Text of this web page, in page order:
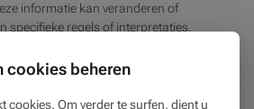
informatie kan veranderen of
specifieke regels of interpretaties,
en de bijgewerkte versie van
cookies beheren
cookies. Om verder te surfen, dient u